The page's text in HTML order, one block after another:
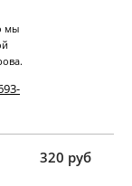
мы
320 руб